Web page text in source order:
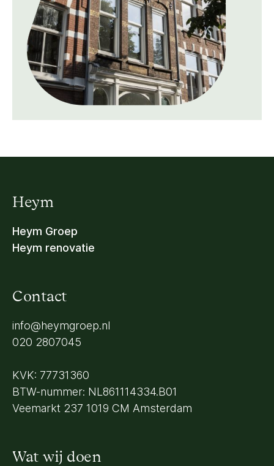
Heym
Heym Groep
Heym renovatie
Contact
info@heymgroep.nl
020 2807045
KVK: 77731360
BTW-nummer: NL861114334.B01
Veemarkt 237 1019 CM Amsterdam
Wat wij doen